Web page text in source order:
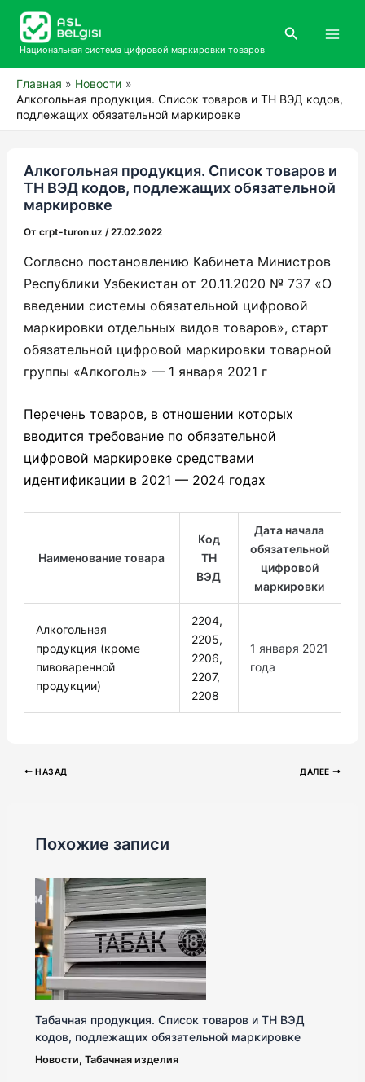
Перейти
содержимому
Национальная система цифровой маркировки товаров
Поиск
Главная
Новости
Алкогольная продукция. Список товаров и ТН ВЭД кодов,
подлежащих обязательной маркировке
Алкогольная продукция. Список товаров и
ТН ВЭД кодов, подлежащих обязательной
маркировке
От crpt-turon.uz /27.02.2022
Согласно постановлению Кабинета Министров
Республики Узбекистан от 20.11.2020 № 737 «О
введении системы обязательной цифровой
маркировки отдельных видов товаров», старт
обязательной цифровой маркировки товарной
группы «Алкоголь» — 1 января 2021 г
Перечень товаров, в отношении которых
вводится требование по обязательной
цифровой маркировке средствами
идентификации в 2021 — 2024 годах
Наименование товара
Код
ТН
ВЭД
Дата начала
обязательной
цифровой
маркировки
Алкогольная
продукция (кроме
пивоваренной
продукции)
2204,
2205,
2206,
2207,
2208
1 января 2021
года
НАЗАД ДАЛЕЕ
Похожие записи
Табачная продукция. Список товаров и ТН ВЭД
кодов, подлежащих обязательной маркировке
Новости, Табачная изделия